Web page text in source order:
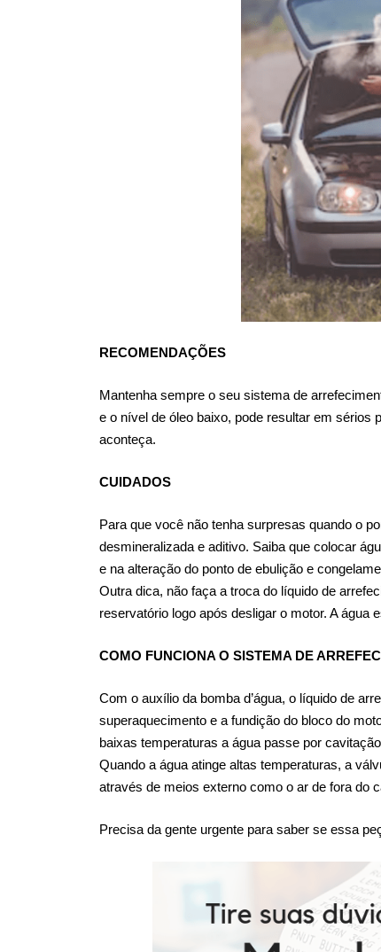
RECOMENDAÇÕES
Mantenha sempre o seu sistema de
e o nível de óleo baixo, pode resultar em
aconteça.
CUIDADOS
Para que você não tenha surpresas quando o
desmineralizada e aditivo. Saiba que colocar
e na alteração do ponto de ebulição e
Outra dica, não faça a troca do líquido de
reservatório logo após desligar o motor. A água
COMO FUNCIONA O SISTEMA DE
Com o auxílio da bomba d’água, o líquido de
superaquecimento e a fundição do bloco do
baixas temperaturas a água passe por
Quando a água atinge altas temperaturas, a
através de meios externo como o ar de fora do
Precisa da gente urgente para saber se essa